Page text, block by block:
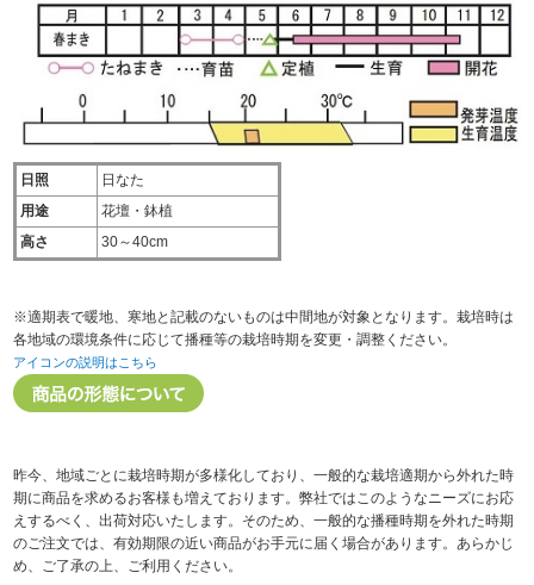
日照
日なた
用途
花壇・鉢植
高さ
30～40cm
※適期表で暖地、寒地と記載のないものは中間地が対象となります。栽培時は
各地域の環境条件に応じて播種等の栽培時期を変更・調整ください。
アイコンの説明はこちら
昨今、地域ごとに栽培時期が多様化しており、一般的な栽培適期から外れた時
期に商品を求めるお客様も増えております。弊社ではこのようなニーズにお応
えするべく、出荷対応いたします。そのため、一般的な播種時期を外れた時期
のご注文では、有効期限の近い商品がお手元に届く場合があります。あらかじ
め、ご了承の上、ご利用ください。